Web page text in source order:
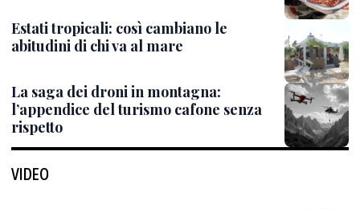
Estati tropicali: così cambiano le
abitudini di chi va al mare
La saga dei droni in montagna:
l’appendice del turismo cafone senza
rispetto
VIDEO